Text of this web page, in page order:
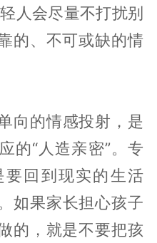
人会尽量不打扰别
的、不可或缺的情
向的情感投射，是
的“人造亲密”。专
回到现实的生活
如果家长担心孩子
的，就是不要把孩